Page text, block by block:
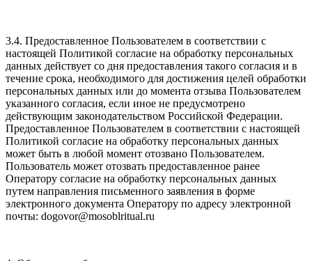
3.4. Предоставленное Пользователем в соответствии с
настоящей Политикой согласие на обработку персональных
данных действует со дня предоставления такого согласия и в
течение срока, необходимого для достижения целей обработки
персональных данных или до момента отзыва Пользователем
указанного согласия, если иное не предусмотрено
действующим законодательством Российской Федерации.
Предоставленное Пользователем в соответствии с настоящей
Политикой согласие на обработку персональных данных
может быть в любой момент отозвано Пользователем.
Пользователь может отозвать предоставленное ранее
Оператору согласие на обработку персональных данных
путем направления письменного заявления в форме
электронного документа Оператору по адресу электронной
почты: dogovor@mosoblritual.ru